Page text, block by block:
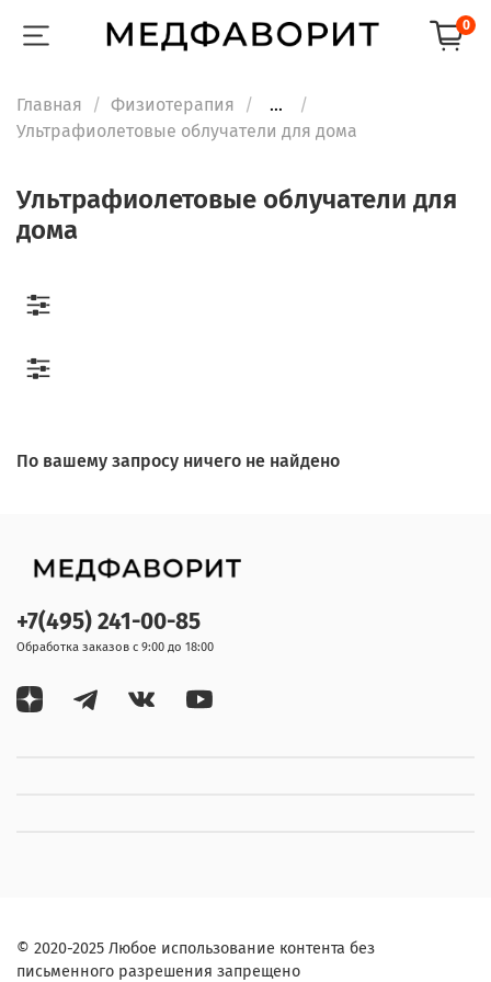
0
Главная Физиотерапия
...
Ультрафиолетовые облучатели для дома
Ультрафиолетовые облучатели для
дома
По вашему запросу ничего не найдено
+7(495) 241-00-85
Обработка заказов с 9:00 до 18:00
© 2020-2025 Любое использование контента без
письменного разрешения запрещено